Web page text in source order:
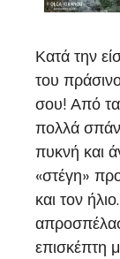
Κατά την
του
σου! Από τα
πολλά
πυκνή και
«στέγη»
και τον
επισκέπτη